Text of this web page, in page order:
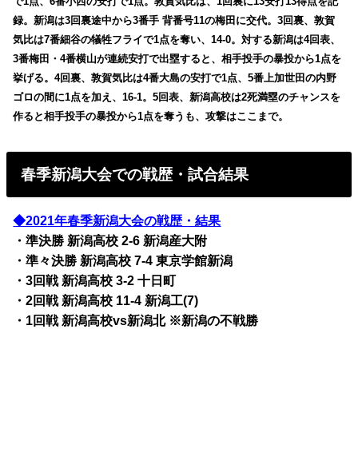
録。新潟は3回裏途中から3番手 背番号11の梅田に交代。3回裏、敦賀
気比は7番細谷の犠牲フライで1点を奪い、14-0。対する新潟は4回表、
3番梅田・4番横山が連続安打で出塁すると、相手投手の暴投から1点を
挙げる。4回裏、敦賀気比は4番大島の安打で1点、5番上加世田の内野
ゴロの間に1点を加え、16-1。5回表、新潟高校は2死満塁のチャンスを
作ると相手投手の暴投から1点を奪うも、攻撃はここまで。
春季新潟大会での戦歴・試合結果
◆2021年春季新潟大会の戦歴・結果
・準決勝 新潟高校 2-6 新潟産大附
・準々決勝 新潟高校 7-4 東京学館新潟
・3回戦 新潟高校 3-2 十日町
・2回戦 新潟高校 11-4 新潟工(7)
・1回戦 新潟高校vs新潟北 ※新潟の不戦勝